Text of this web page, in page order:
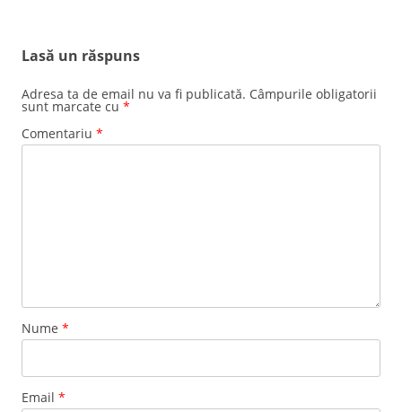
Lasă un răspuns
Adresa ta de email nu va fi publicată. Câmpurile obligatorii
sunt marcate cu *
Comentariu *
Nume *
Email *